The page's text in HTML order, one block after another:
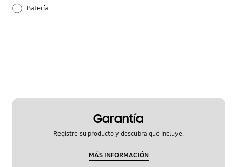
Batería
Redes Móviles
Garantía
Registre su producto y descubra qué incluye.
MÁS INFORMACIÓN